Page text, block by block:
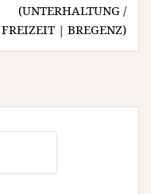
(UNTERHALTUNG /
FREIZEIT | BREGENZ)